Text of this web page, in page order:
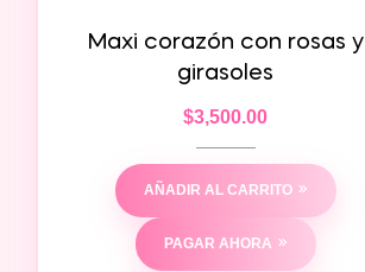
Maxi corazón con rosas y
girasoles
$3,500.00
AÑADIR AL CARRITO
PAGAR AHORA